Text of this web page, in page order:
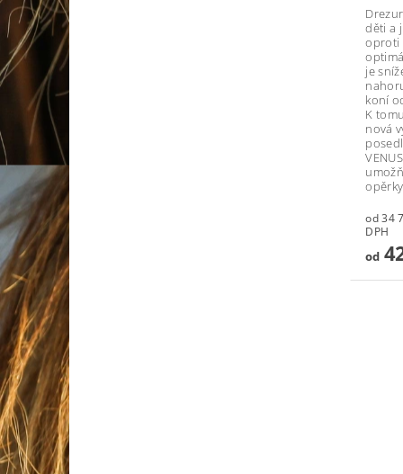
děti a
oproti
je
koní
K
nová
od 34
DPH
od